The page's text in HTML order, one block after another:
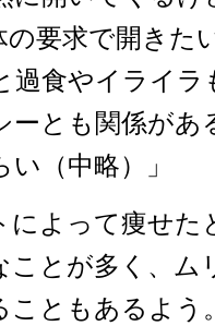
要求で開きた
過食やイライラ
ーとも関係があ
（中略）」
よって痩せた
ことが多く、ム
こともあるよう